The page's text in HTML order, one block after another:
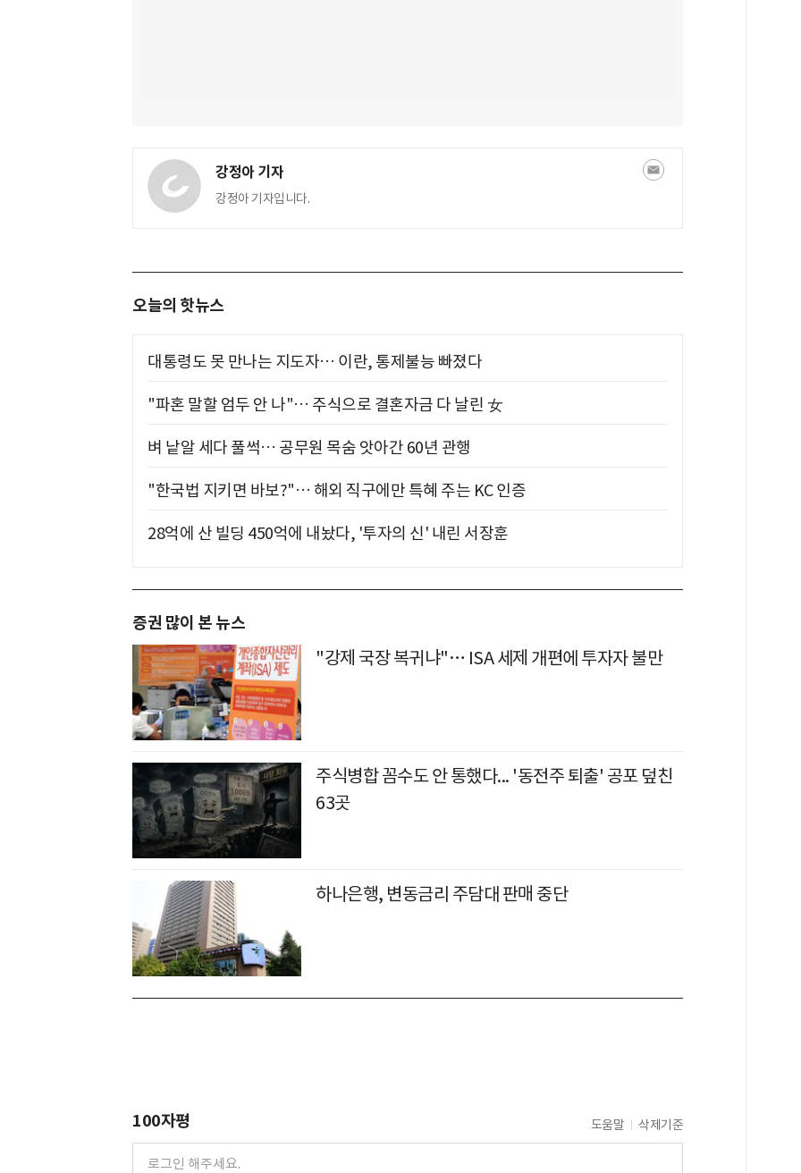
강정아 기자
강정아 기자입니다.
오늘의 핫뉴스
대통령도 못 만나는 지도자… 이란, 통제불능 빠졌다
"파혼 말할 엄두 안 나"… 주식으로 결혼자금 다 날린 女
벼 낱알 세다 풀썩… 공무원 목숨 앗아간 60년 관행
"한국법 지키면 바보?"… 해외 직구에만 특혜 주는 KC 인증
28억에 산 빌딩 450억에 내놨다, '투자의 신' 내린 서장훈
증권 많이 본 뉴스
"강제 국장 복귀냐"… ISA 세제 개편에 투자자 불만
주식병합 꼼수도 안 통했다... '동전주 퇴출' 공포 덮친
63곳
하나은행, 변동금리 주담대 판매 중단
100자평 도움말 삭제기준